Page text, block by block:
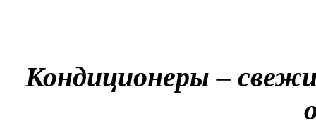
Кондиционеры –